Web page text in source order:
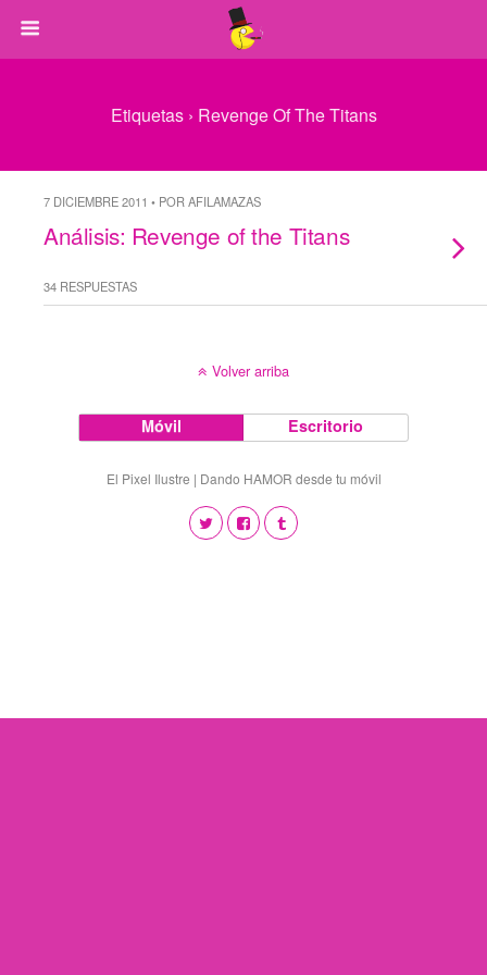
Etiquetas › Revenge Of The Titans
7 DICIEMBRE 2011 • POR AFILAMAZAS
Análisis: Revenge of the Titans
34 RESPUESTAS
Volver arriba
Móvil Escritorio
El Pixel Ilustre | Dando HAMOR desde tu móvil